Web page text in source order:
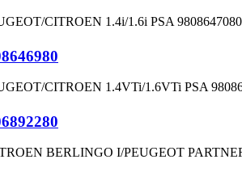
CITROEN 1.4i/1.6i PSA 9808647080
CITROEN 1.4VTi/1.6VTi PSA
BERLINGO I/PEUGEOT